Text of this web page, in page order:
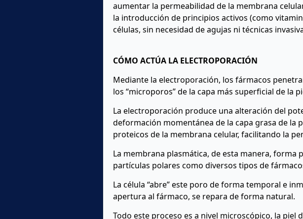
aumentar la permeabilidad de la membrana
la introducción de principios activos (como
células, sin necesidad de agujas ni técnicas
CÓMO ACTÚA LA ELECTROPORACIÓN
Mediante la electroporación, los fármacos
los “microporos” de la capa más superficial de la
La electroporación produce una alteración del
deformación momentánea de la capa grasa de la
proteicos de la membrana celular, facilitando la
La membrana plasmática, de esta manera,
partículas polares como diversos tipos de
La célula “abre” este poro de forma temporal e
apertura al fármaco, se repara de forma natural.
Todo este proceso es a nivel microscópico, la